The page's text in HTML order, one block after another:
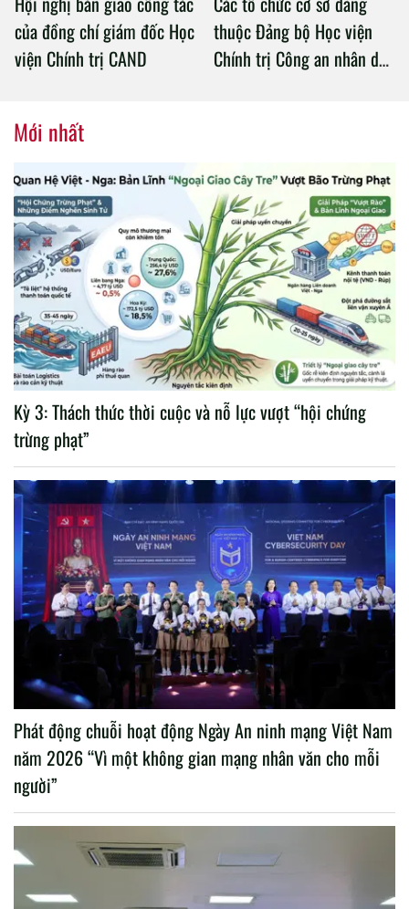
của đồng chí giám đốc Học
viện Chính trị CAND
thuộc Đảng bộ Học viện
Chính trị Công an nhân dân
Mới nhất
Kỳ 3: Thách thức thời cuộc và nỗ lực vượt “hội chứng
trừng phạt”
Phát động chuỗi hoạt động Ngày An ninh mạng Việt Nam
năm 2026 “Vì một không gian mạng nhân văn cho mỗi
người”